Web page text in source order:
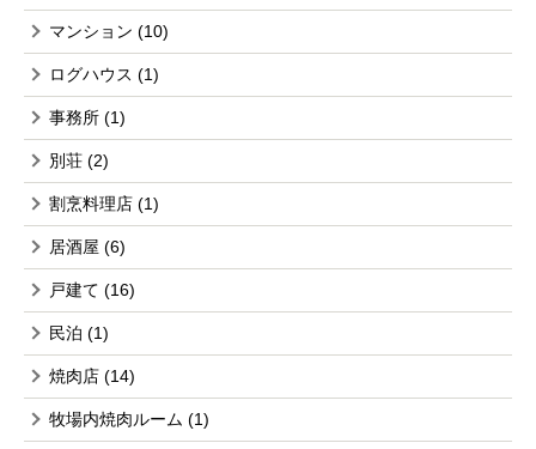
マンション (10)
ログハウス (1)
事務所 (1)
別荘 (2)
割烹料理店 (1)
居酒屋 (6)
戸建て (16)
民泊 (1)
焼肉店 (14)
牧場内焼肉ルーム (1)